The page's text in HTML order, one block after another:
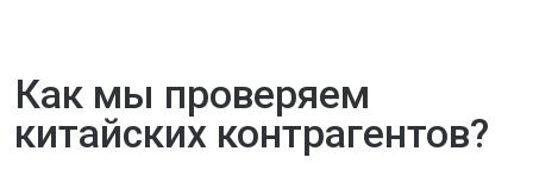
серьезный сигнал о рисках.
Репутационный анализ: Отзывы на
Alibaba, Global Sources, местных форумах.